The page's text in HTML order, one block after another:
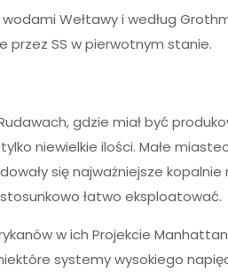
Wełtawy i według
SS w pierwotnym stanie.
gdzie miał być
niewielkie ilości. Małe
się najważniejsze
łatwo eksploatować.
w ich Projekcie
systemy wysokiego